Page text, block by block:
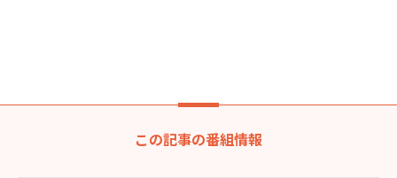
この記事の番組情報